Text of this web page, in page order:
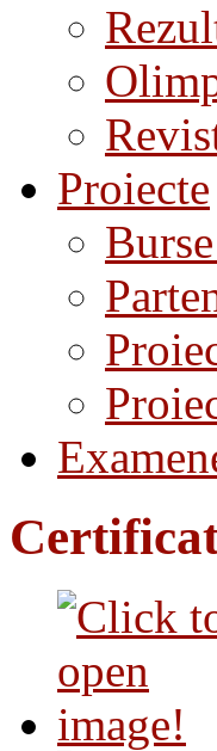
Proiecte